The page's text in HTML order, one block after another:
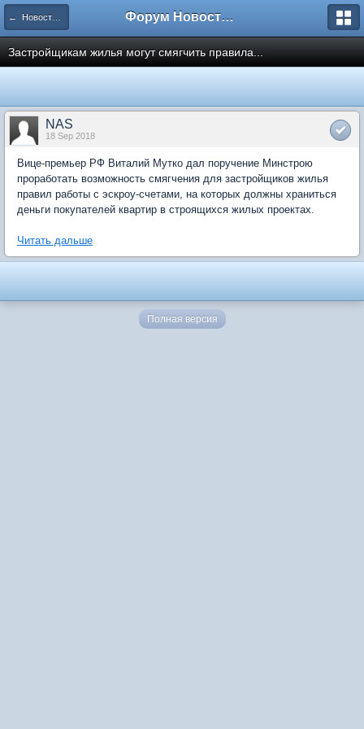
← Новости рынка недвижимости Форум Новостройки
Застройщикам жилья могут смягчить правила...
NAS
18 Sep 2018
Вице-премьер РФ Виталий Мутко дал поручение Минстрою
проработать возможность смягчения для застройщиков жилья
правил работы с эскроу-счетами, на которых должны храниться
деньги покупателей квартир в строящихся жилых проектах.
Читать дальше
Полная версия